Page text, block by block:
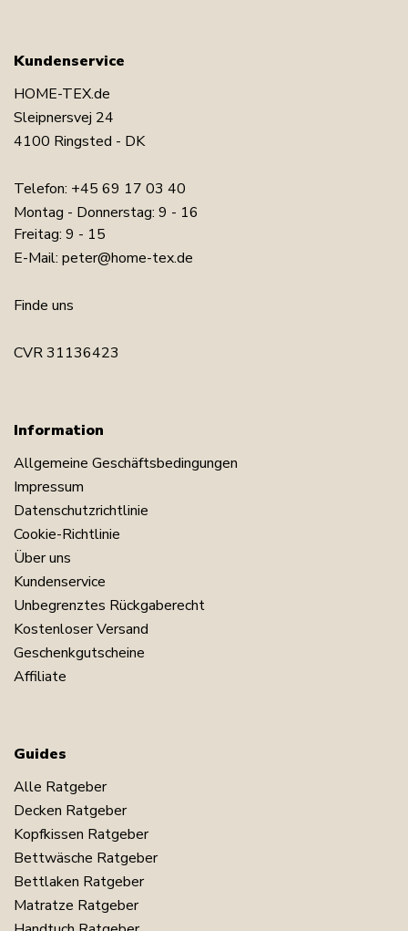
Kundenservice
HOME-TEX.de
Sleipnersvej 24
4100 Ringsted - DK
Telefon: +45 69 17 03 40
Montag - Donnerstag: 9 - 16
Freitag: 9 - 15
E-Mail: peter@home-tex.de
Finde uns
CVR 31136423
Information
Allgemeine Geschäftsbedingungen
Impressum
Datenschutzrichtlinie
Cookie-Richtlinie
Über uns
Kundenservice
Unbegrenztes Rückgaberecht
Kostenloser Versand
Geschenkgutscheine
Affiliate
Guides
Alle Ratgeber
Decken Ratgeber
Kopfkissen Ratgeber
Bettwäsche Ratgeber
Bettlaken Ratgeber
Matratze Ratgeber